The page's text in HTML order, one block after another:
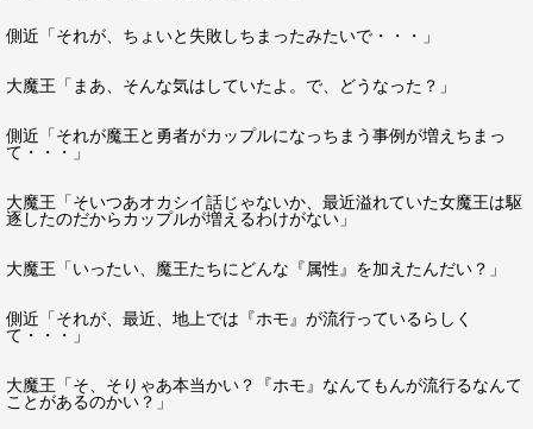
側近「それが、ちょいと失敗しちまったみたいで・・・」
大魔王「まあ、そんな気はしていたよ。で、どうなった？」
側近「それが魔王と勇者がカップルになっちまう事例が増えちまっ
て・・・」
大魔王「そいつあオカシイ話じゃないか、最近溢れていた女魔王は駆
逐したのだからカップルが増えるわけがない」
大魔王「いったい、魔王たちにどんな『属性』を加えたんだい？」
側近「それが、最近、地上では『ホモ』が流行っているらしく
て・・・」
大魔王「そ、そりゃあ本当かい？『ホモ』なんてもんが流行るなんて
ことがあるのかい？」